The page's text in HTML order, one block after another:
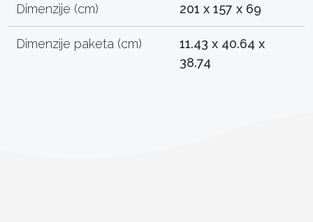
Dimenzije (cm) 201 x 157 x 69
Dimenzije paketa (cm)
11.43 x 40.64 x
38.74